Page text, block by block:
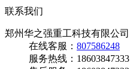
联系我们
郑州华之强重工科技有限公司
在线客服： 807586248
服务热线： 18603847333